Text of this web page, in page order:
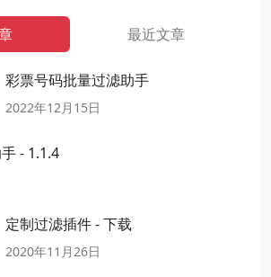
最近文章
彩票号码批量过滤助手
2022年12月15日
- 1.1.4
定制过滤插件 - 下载
2020年11月26日